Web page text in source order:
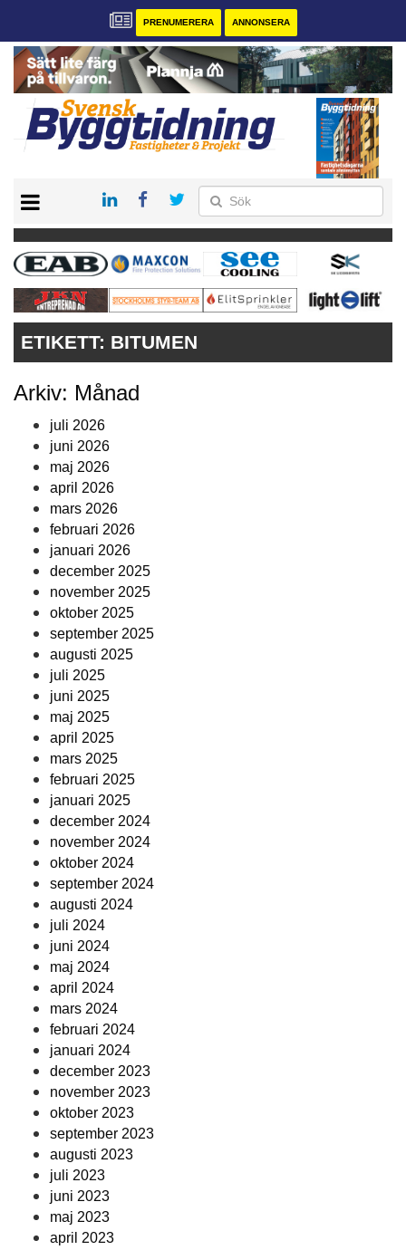
PRENUMERERA ANNONSERA
PRENUMERERA
VÅRA ANDRA MAGASIN
ANNONSERA
KONTAKT
ETIKETT: BITUMEN
Arkiv: Månad
juli 2026
juni 2026
maj 2026
april 2026
mars 2026
februari 2026
januari 2026
december 2025
november 2025
oktober 2025
september 2025
augusti 2025
juli 2025
juni 2025
maj 2025
april 2025
mars 2025
februari 2025
januari 2025
december 2024
november 2024
oktober 2024
september 2024
augusti 2024
juli 2024
juni 2024
maj 2024
april 2024
mars 2024
februari 2024
januari 2024
december 2023
november 2023
oktober 2023
september 2023
augusti 2023
juli 2023
juni 2023
maj 2023
april 2023